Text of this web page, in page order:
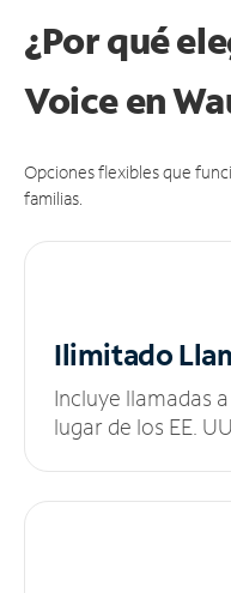
¿Por qué
Voice en
Opciones flexibles que
familias.
Ilimitado
Incluye llamadas
lugar de los EE.